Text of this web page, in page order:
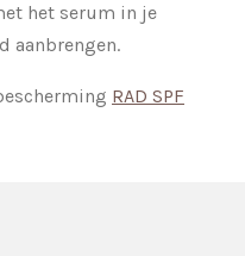
het serum in je
aanbrengen.
RAD SPF